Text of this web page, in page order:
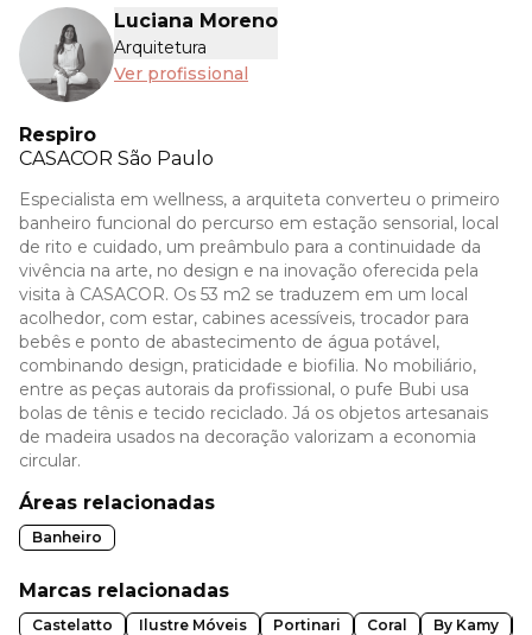
Luciana Moreno
Arquitetura
Ver profissional
Respiro
CASACOR São Paulo
Especialista em wellness, a arquiteta converteu o primeiro
banheiro funcional do percurso em estação sensorial, local
de rito e cuidado, um preâmbulo para a continuidade da
vivência na arte, no design e na inovação oferecida pela
visita à CASACOR. Os 53 m2 se traduzem em um local
acolhedor, com estar, cabines acessíveis, trocador para
bebês e ponto de abastecimento de água potável,
combinando design, praticidade e biofilia. No mobiliário,
entre as peças autorais da profissional, o pufe Bubi usa
bolas de tênis e tecido reciclado. Já os objetos artesanais
de madeira usados na decoração valorizam a economia
circular.
Áreas relacionadas
Banheiro
Marcas relacionadas
Castelatto Ilustre Móveis Portinari Coral By Kamy